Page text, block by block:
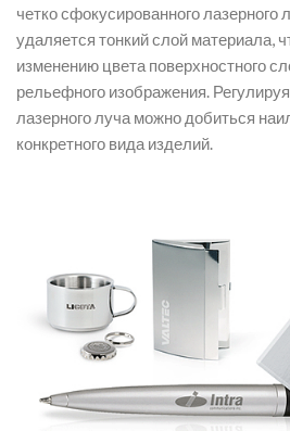
четко сфокусированного лазерного
удаляется тонкий слой материала,
изменению цвета поверхностного
рельефного изображения.
лазерного луча можно добиться
конкретного вида изделий.